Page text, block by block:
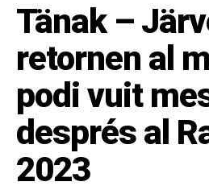
Tänak –
retornen al
podi vuit
després al
2023